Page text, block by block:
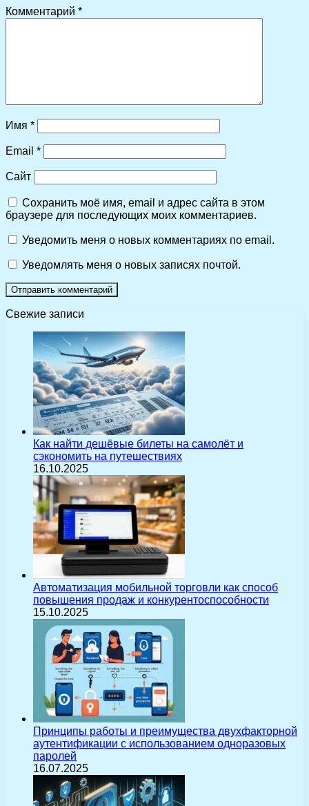
Комментарий *
Имя *
Email *
Сайт
Сохранить моё имя, email и адрес сайта в этом
браузере для последующих моих комментариев.
Уведомить меня о новых комментариях по email.
Уведомлять меня о новых записях почтой.
Свежие записи
Как найти дешёвые билеты на самолёт и
сэкономить на путешествиях
16.10.2025
Автоматизация мобильной торговли как способ
повышения продаж и конкурентоспособности
15.10.2025
Принципы работы и преимущества двухфакторной
аутентификации с использованием одноразовых
паролей
16.07.2025